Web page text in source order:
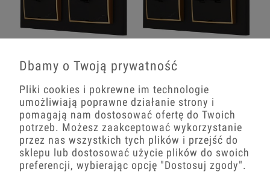
12/29
104,93 zł
− +
Schodowy Usa 12/29
108,44 zł
− +
Dbamy o Twoją prywatność
Pliki cookies i pokrewne im technologie
umożliwiają poprawne działanie strony i
pomagają nam dostosować ofertę do Twoich
potrzeb. Możesz zaakceptować wykorzystanie
przez nas wszystkich tych plików i przejść do
sklepu lub dostosować użycie plików do swoich
preferencji, wybierając opcję "Dostosuj zgody".